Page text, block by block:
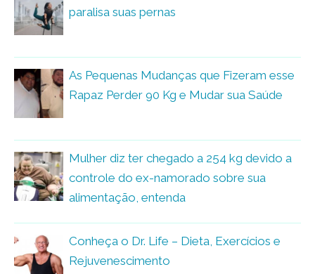
paralisa suas pernas
As Pequenas Mudanças que Fizeram esse
Rapaz Perder 90 Kg e Mudar sua Saúde
Mulher diz ter chegado a 254 kg devido a
controle do ex-namorado sobre sua
alimentação, entenda
Conheça o Dr. Life – Dieta, Exercícios e
Rejuvenescimento